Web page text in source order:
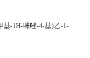
基-1H-咪唑-4-基)乙-1-